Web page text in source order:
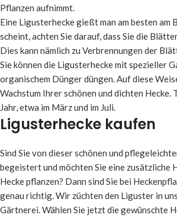
Pflanzen aufnimmt.
Eine Ligusterhecke gießt man am besten am
scheint, achten Sie darauf, dass Sie die
Dies kann nämlich zu Verbrennungen der
Sie können die Ligusterhecke mit spezieller
organischem Dünger düngen. Auf diese
Wachstum Ihrer schönen und dichten Hecke.
Jahr, etwa im März und im Juli.
Ligusterhecke kaufen
Sind Sie von dieser schönen und
begeistert und möchten Sie eine zusätzliche
Hecke pflanzen? Dann sind Sie bei
genau richtig. Wir züchten den Liguster in
Gärtnerei. Wählen Sie jetzt die gewünschte